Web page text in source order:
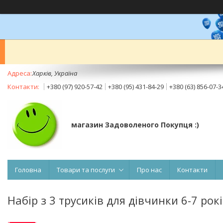
Харків, Україна
+380 (97) 920-57-42
+380 (95) 431-84-29 +380 (63) 856-07-
магазин Задоволеного Покупця :)
Головна Товари та послуги Про нас Контакти
Набір з 3 трусиків для дівчинки 6-7